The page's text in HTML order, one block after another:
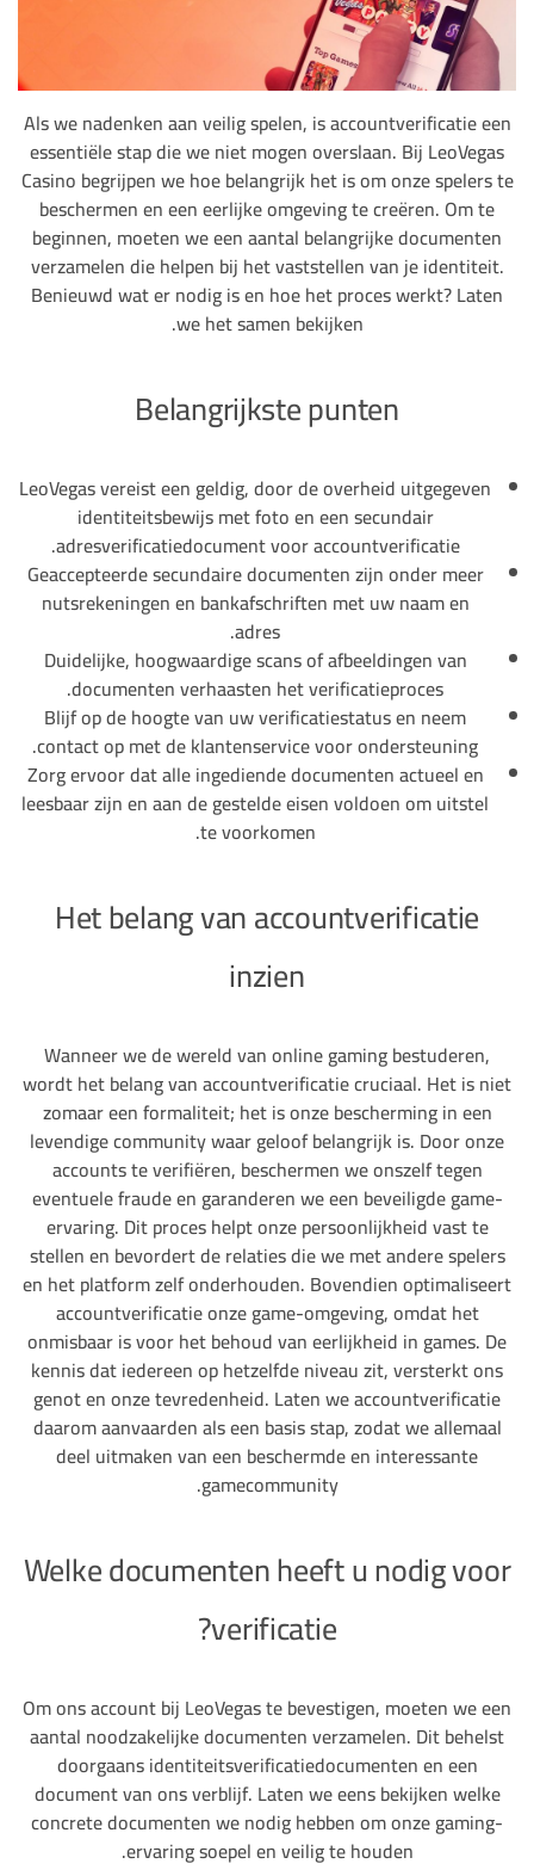
Als we nadenken aan veilig spelen, is accountverificatie een
essentiële stap die we niet mogen overslaan. Bij LeoVegas
Casino begrijpen we hoe belangrijk het is om onze spelers te
beschermen en een eerlijke omgeving te creëren. Om te
beginnen, moeten we een aantal belangrijke documenten
verzamelen die helpen bij het vaststellen van je identiteit.
Benieuwd wat er nodig is en hoe het proces werkt? Laten
we het samen bekijken.
Belangrijkste punten
LeoVegas vereist een geldig, door de overheid uitgegeven
identiteitsbewijs met foto en een secundair
adresverificatiedocument voor accountverificatie.
Geaccepteerde secundaire documenten zijn onder meer
nutsrekeningen en bankafschriften met uw naam en
adres.
Duidelijke, hoogwaardige scans of afbeeldingen van
documenten verhaasten het verificatieproces.
Blijf op de hoogte van uw verificatiestatus en neem
contact op met de klantenservice voor ondersteuning.
Zorg ervoor dat alle ingediende documenten actueel en
leesbaar zijn en aan de gestelde eisen voldoen om uitstel
te voorkomen.
Het belang van accountverificatie
inzien
Wanneer we de wereld van online gaming bestuderen,
wordt het belang van accountverificatie cruciaal. Het is niet
zomaar een formaliteit; het is onze bescherming in een
levendige community waar geloof belangrijk is. Door onze
accounts te verifiëren, beschermen we onszelf tegen
eventuele fraude en garanderen we een beveiligde game-
ervaring. Dit proces helpt onze persoonlijkheid vast te
stellen en bevordert de relaties die we met andere spelers
en het platform zelf onderhouden. Bovendien optimaliseert
accountverificatie onze game-omgeving, omdat het
onmisbaar is voor het behoud van eerlijkheid in games. De
kennis dat iedereen op hetzelfde niveau zit, versterkt ons
genot en onze tevredenheid. Laten we accountverificatie
daarom aanvaarden als een basis stap, zodat we allemaal
deel uitmaken van een beschermde en interessante
gamecommunity.
Welke documenten heeft u nodig voor
verificatie?
Om ons account bij LeoVegas te bevestigen, moeten we een
aantal noodzakelijke documenten verzamelen. Dit behelst
doorgaans identiteitsverificatiedocumenten en een
document van ons verblijf. Laten we eens bekijken welke
concrete documenten we nodig hebben om onze gaming-
ervaring soepel en veilig te houden.